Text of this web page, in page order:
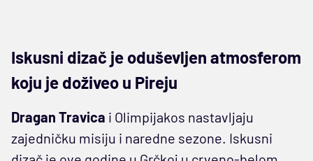
Iskusni dizač je oduševljen atmosferom
koju je doživeo u Pireju
Dragan Travica i Olimpijakos nastavljaju
zajedničku misiju i naredne sezone. Iskusni